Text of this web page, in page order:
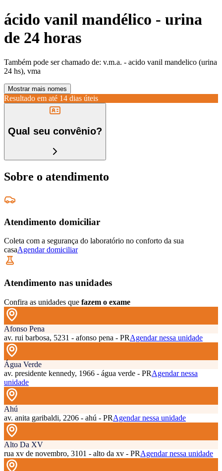
ácido vanil mandélico - urina
de 24 horas
Também pode ser chamado de: v.m.a. - acido vanil mandelico (urina
24 hs), vma
Mostrar mais nomes
Resultado em até 14 dias úteis
Qual seu convênio?
Sobre o atendimento
Atendimento domiciliar
Coleta com a segurança do laboratório no conforto da sua
casaAgendar domiciliar
Atendimento nas unidades
Confira as unidades que fazem o exame
Afonso Pena
av. rui barbosa, 5231 - afonso pena - PRAgendar nessa unidade
Água Verde
av. presidente kennedy, 1966 - água verde - PRAgendar nessa
unidade
Ahú
av. anita garibaldi, 2206 - ahú - PRAgendar nessa unidade
Alto Da XV
rua xv de novembro, 3101 - alto da xv - PRAgendar nessa unidade